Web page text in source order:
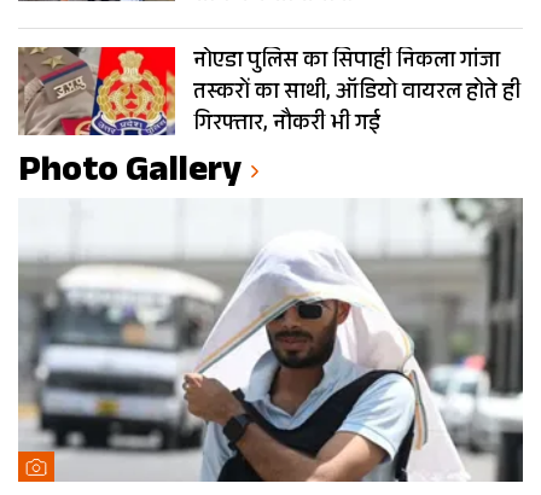
नोएडा पुलिस का सिपाही निकला गांजा
तस्करों का साथी, ऑडियो वायरल होते ही
गिरफ्तार, नौकरी भी गई
Photo Gallery